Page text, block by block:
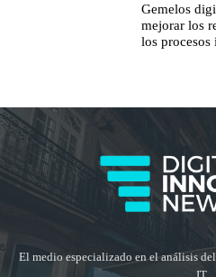
Gemelos
mejorar los
los procesos
El medio especializado en el análisis